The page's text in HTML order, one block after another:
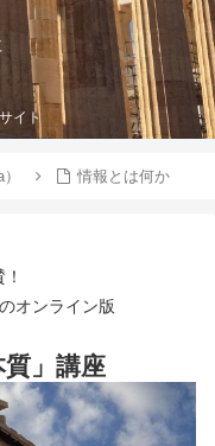
イト
情報とは何か
オンライン版
」講座